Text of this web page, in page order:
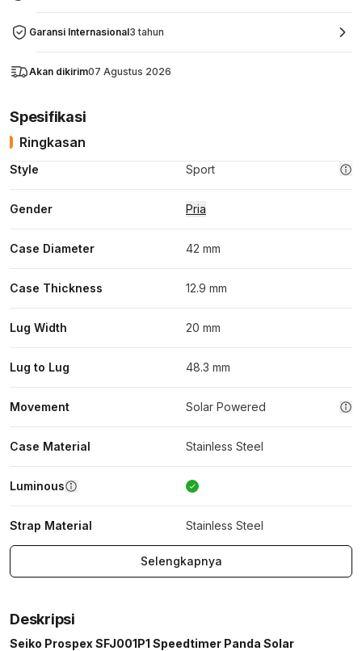
Garansi Internasional3 tahun
Akan dikirim07 Agustus 2026
Spesifikasi
Ringkasan
Style Sport
Gender Pria
Case Diameter 42 mm
Case Thickness 12.9 mm
Lug Width 20 mm
Lug to Lug 48.3 mm
Movement Solar Powered
Case Material Stainless Steel
Luminous
Strap Material Stainless Steel
Selengkapnya
Deskripsi
Seiko Prospex SFJ001P1 Speedtimer Panda Solar